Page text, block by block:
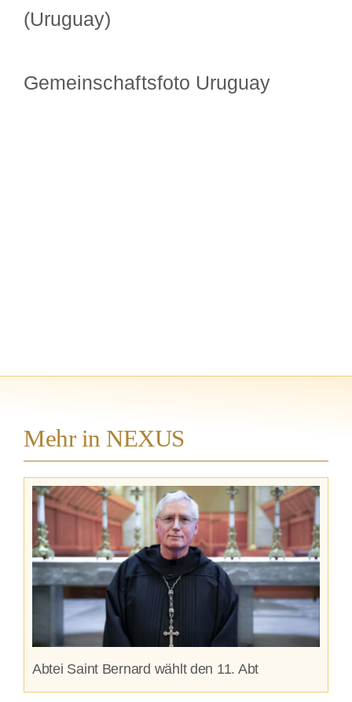
(Uruguay)
Gemeinschaftsfoto Uruguay
Mehr in NEXUS
Abtei Saint Bernard wählt den 11. Abt